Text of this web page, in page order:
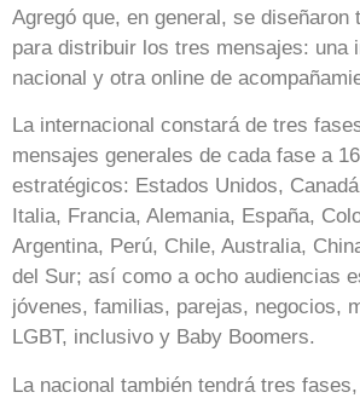
Agregó que, en general, se diseñaron
para distribuir los tres mensajes: una
nacional y otra online de
La internacional constará de tres
mensajes generales de cada fase a
estratégicos: Estados Unidos,
Italia, Francia, Alemania, España,
Argentina, Perú, Chile, Australia,
del Sur; así como a ocho audiencias
jóvenes, familias, parejas, negocios,
LGBT, inclusivo y Baby Boomers.
La nacional también tendrá tres